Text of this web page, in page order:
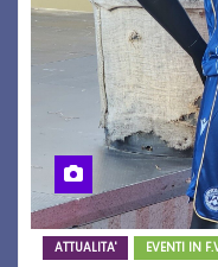
ATTUALITA' EVENTI IN